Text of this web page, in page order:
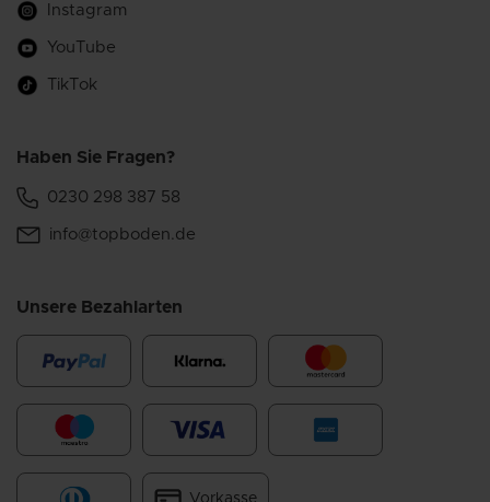
Instagram
YouTube
TikTok
Haben Sie Fragen?
0230 298 387 58
info@topboden.de
Unsere Bezahlarten